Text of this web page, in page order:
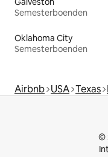
Semesterboenden
Oklahoma City
Semesterboenden
Airbnb USA Texas
©